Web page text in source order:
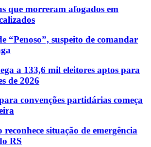
que morreram afogados em
“Penoso”, suspeito de comandar
a 133,6 mil eleitores aptos para
de 2026
convenções partidárias começa
situação de emergência
RS